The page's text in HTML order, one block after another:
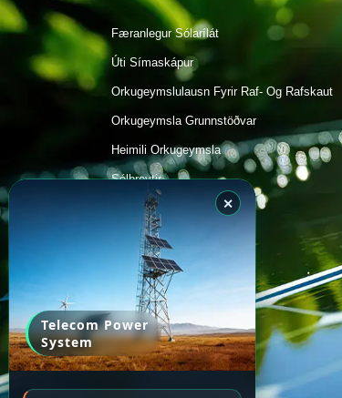
Færanlegur Sólarílát
Úti Símaskápur
Orkugeymslulausn Fyrir Raf- Og Rafskaut
Orkugeymsla Grunnstöðvar
Heimili Orkugeymsla
Sólbreytir
Orkustjórnunarkerfi
Sólarplötur
Sól Rafhlaða
Fjarskipti
✕
Telecom Power
System